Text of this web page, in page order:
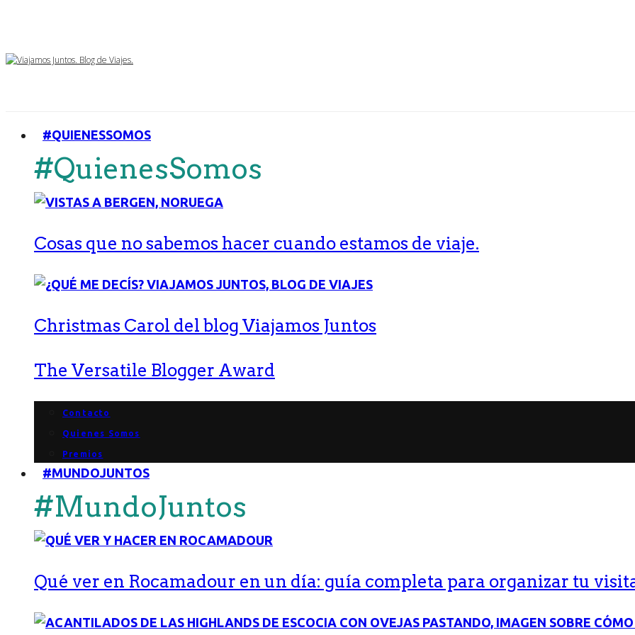
#QUIENESSOMOS
#QuienesSomos
Cosas que no sabemos hacer cuando estamos de viaje.
Christmas Carol del blog Viajamos Juntos
The Versatile Blogger Award
Contacto
Quienes Somos
Premios
#MUNDOJUNTOS
#MundoJuntos
Qué ver en Rocamadour en un día: guía completa para organizar tu